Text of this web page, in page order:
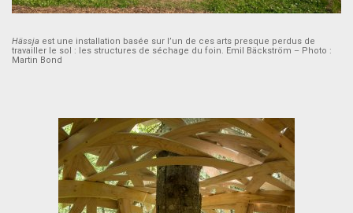
Hässja est une installation basée sur l’un de ces arts presque perdus de
travailler le sol : les structures de séchage du foin. Emil Bäckström – Photo :
Martin Bond